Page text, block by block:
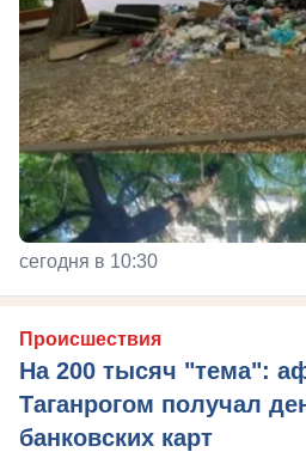
сегодня в 10:30
Происшествия
На 200 тысяч "тема":
Таганрогом получал
банковских карт